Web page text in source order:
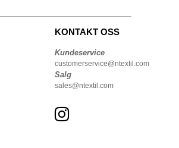
KONTAKT OSS
Kundeservice
customerservice@ntextil.com
Salg
sales@ntextil.com